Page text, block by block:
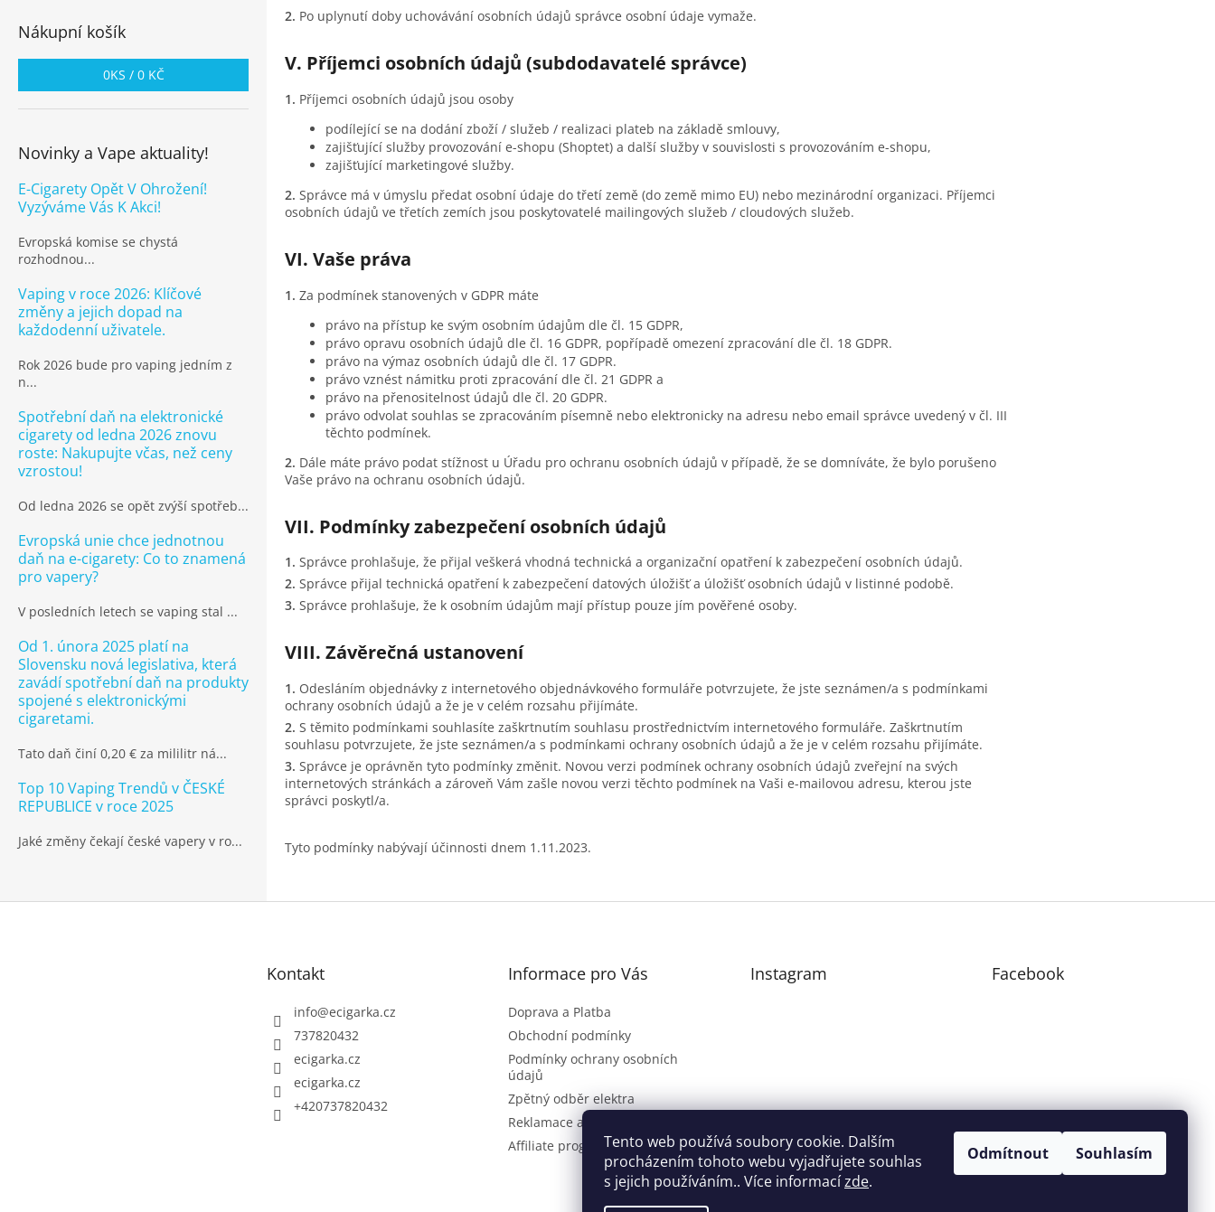
Tento web používá soubory cookie. Dalším
procházením tohoto webu vyjadřujete souhlas
s jejich používáním.. Více informacízde.
Odmítnout Souhlasím
Nákupní košík
0KS / 0 KČ
Novinky a Vape aktuality!
E-Cigarety Opět V Ohrožení!
Vyzýváme Vás K Akci!
Evropská komise se chystá
rozhodnou...
Vaping v roce 2026: Klíčové
změny a jejich dopad na
každodenní uživatele.
Rok 2026 bude pro vaping jedním z
n...
Spotřební daň na elektronické
cigarety od ledna 2026 znovu
roste: Nakupujte včas, než ceny
vzrostou!
Od ledna 2026 se opět zvýší spotřeb...
Evropská unie chce jednotnou
daň na e-cigarety: Co to znamená
pro vapery?
V posledních letech se vaping stal ...
Od 1. února 2025 platí na
Slovensku nová legislativa, která
zavádí spotřební daň na produkty
spojené s elektronickými
cigaretami.
Tato daň činí 0,20 € za mililitr ná...
Top 10 Vaping Trendů v ČESKÉ
REPUBLICE v roce 2025
Jaké změny čekají české vapery v ro...
Po uplynutí doby uchovávání osobních údajů správce osobní údaje vymaže.
V. Příjemci osobních údajů (subdodavatelé správce)
Příjemci osobních údajů jsou osoby
podílející se na dodání zboží / služeb / realizaci plateb na základě smlouvy,
zajišťující služby provozování e-shopu (Shoptet) a další služby v souvislosti s provozováním e-shopu,
zajišťující marketingové služby.
Správce má v úmyslu předat osobní údaje do třetí země (do země mimo EU) nebo mezinárodní organizaci. Příjemci
osobních údajů ve třetích zemích jsou poskytovatelé mailingových služeb / cloudových služeb.
VI. Vaše práva
Za podmínek stanovených v GDPR máte
právo na přístup ke svým osobním údajům dle čl. 15 GDPR,
právo opravu osobních údajů dle čl. 16 GDPR, popřípadě omezení zpracování dle čl. 18 GDPR.
právo na výmaz osobních údajů dle čl. 17 GDPR.
právo vznést námitku proti zpracování dle čl. 21 GDPR a
právo na přenositelnost údajů dle čl. 20 GDPR.
právo odvolat souhlas se zpracováním písemně nebo elektronicky na adresu nebo email správce uvedený v čl. III
těchto podmínek.
Dále máte právo podat stížnost u Úřadu pro ochranu osobních údajů v případě, že se domníváte, že bylo porušeno
Vaše právo na ochranu osobních údajů.
VII. Podmínky zabezpečení osobních údajů
Správce prohlašuje, že přijal veškerá vhodná technická a organizační opatření k zabezpečení osobních údajů.
Správce přijal technická opatření k zabezpečení datových úložišť a úložišť osobních údajů v listinné podobě.
Správce prohlašuje, že k osobním údajům mají přístup pouze jím pověřené osoby.
VIII. Závěrečná ustanovení
Odesláním objednávky z internetového objednávkového formuláře potvrzujete, že jste seznámen/a s podmínkami
ochrany osobních údajů a že je v celém rozsahu přijímáte.
S těmito podmínkami souhlasíte zaškrtnutím souhlasu prostřednictvím internetového formuláře. Zaškrtnutím
souhlasu potvrzujete, že jste seznámen/a s podmínkami ochrany osobních údajů a že je v celém rozsahu přijímáte.
Správce je oprávněn tyto podmínky změnit. Novou verzi podmínek ochrany osobních údajů zveřejní na svých
internetových stránkách a zároveň Vám zašle novou verzi těchto podmínek na Vaši e-mailovou adresu, kterou jste
správci poskytl/a.
Tyto podmínky nabývají účinnosti dnem 1.11.2023.
Kontakt
info@ecigarka.cz
737820432
ecigarka.cz
ecigarka.cz
+420737820432
Informace pro Vás
Doprava a Platba
Obchodní podmínky
Podmínky ochrany osobních
údajů
Zpětný odběr elektra
Reklamace a vrácení zboží
Affiliate program
Instagram Facebook